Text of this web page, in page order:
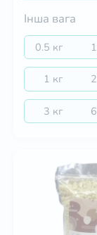
Інша вага
0.5 кг
1 кг
3 кг